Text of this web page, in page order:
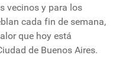
vecinos y para los
cada fin de semana,
que hoy está
de Buenos Aires.